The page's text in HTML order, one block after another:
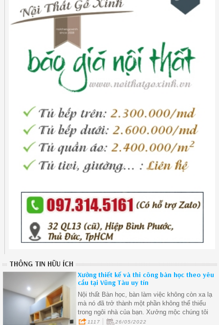
THÔNG TIN HỮU ÍCH
Xưởng thiết kế và thi công bàn học theo yêu
cầu tại Vũng Tàu uy tín
Nội thất Bàn học, bàn làm việc không còn xa lạ
mà nó đã trở thành một phần không thể thiếu
trong ngôi nhà của bạn. Xưởng mộc chúng tôi
chuyên nhận thiết kế và thi công bàn học, bàn
1117 26/05/2022